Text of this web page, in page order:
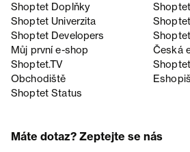
Shoptet Doplňky
Shoptet Univerzita
Shoptet Developers
Můj první e-shop
Česká
Shoptet.TV
Obchodiště
Shoptet Status
Máte dotaz? Zeptejte se nás